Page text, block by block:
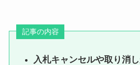
記事の内容
入札キャンセルや取り消